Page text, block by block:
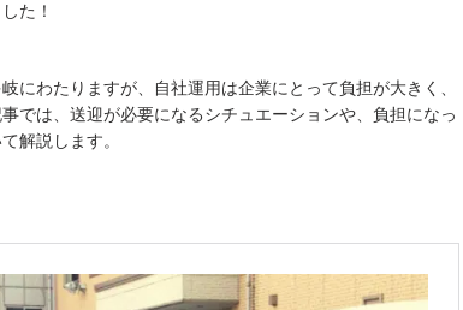
た！
にわたりますが、自社運用は企業にとって負担が大きく、
では、送迎が必要になるシチュエーションや、負担になっ
解説します。